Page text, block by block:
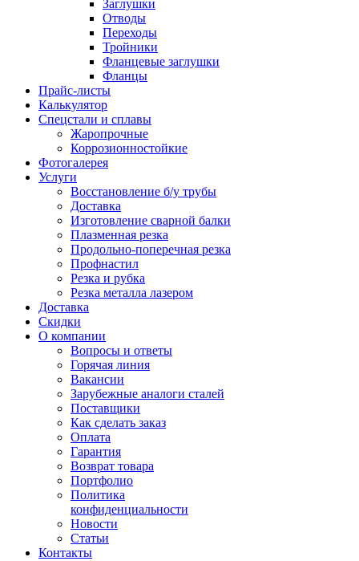
Заглушки
Отводы
Переходы
Тройники
Фланцевые заглушки
Фланцы
Прайс-листы
Калькулятор
Спецстали и сплавы
Жаропрочные
Коррозионностойкие
Фотогалерея
Услуги
Восстановление б/у трубы
Доставка
Изготовление сварной балки
Плазменная резка
Продольно-поперечная резка
Профнастил
Резка и рубка
Резка металла лазером
Доставка
Скидки
О компании
Вопросы и ответы
Горячая линия
Вакансии
Зарубежные аналоги сталей
Поставщики
Как сделать заказ
Оплата
Гарантия
Возврат товара
Портфолио
Политика
конфиденциальности
Новости
Статьи
Контакты